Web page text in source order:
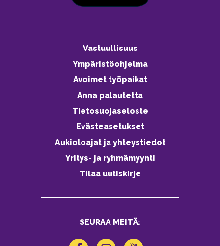
Vastuullisuus
Ympäristöohjelma
Avoimet työpaikat
Anna palautetta
Tietosuojaseloste
Evästeasetukset
Aukioloajat ja yhteystiedot
Yritys- ja ryhmämyynti
Tilaa uutiskirje
SEURAA MEITÄ: